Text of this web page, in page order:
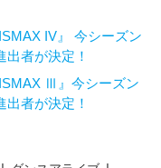
IV』 今シーズン
者が決定！
Ⅲ』今シーズン
者が決定！